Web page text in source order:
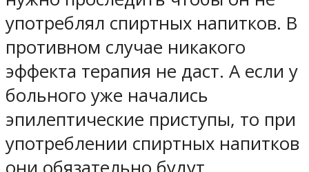
употреблял спиртных напитков. В
противном случае никакого
эффекта терапия не даст. А если у
больного уже начались
эпилептические приступы, то при
употреблении спиртных напитков